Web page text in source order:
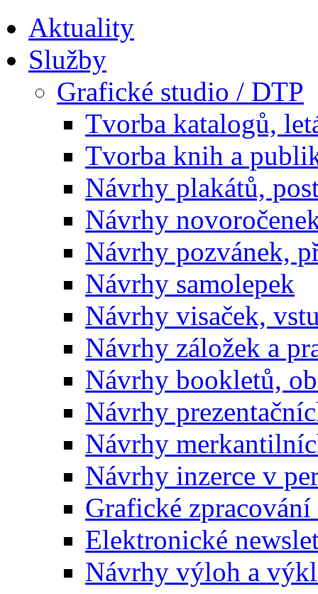
Aktuality
Služby
Grafické studio / DTP
Tvorba katalogů,
Tvorba knih a
Návrhy plakátů,
Návrhy
Návrhy pozvánek,
Návrhy samolepek
Návrhy visaček,
Návrhy záložek a
Návrhy bookletů,
Návrhy
Návrhy
Návrhy inzerce v
Grafické
Elektronické
Návrhy výloh a